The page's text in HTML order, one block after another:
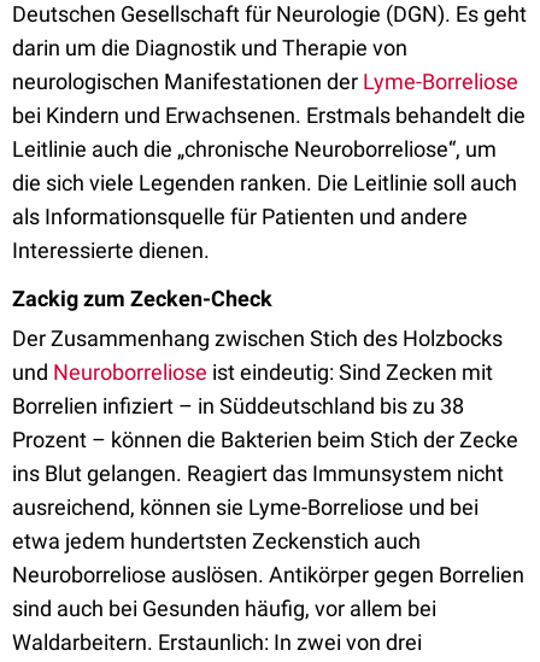
Deutschen Gesellschaft für Neurologie (DGN). Es geht
darin um die Diagnostik und Therapie von
neurologischen Manifestationen der Lyme-Borreliose
bei Kindern und Erwachsenen. Erstmals behandelt die
Leitlinie auch die „chronische Neuroborreliose“, um
die sich viele Legenden ranken. Die Leitlinie soll auch
als Informationsquelle für Patienten und andere
Interessierte dienen.
Zackig zum Zecken-Check
Der Zusammenhang zwischen Stich des Holzbocks
und Neuroborreliose ist eindeutig: Sind Zecken mit
Borrelien infiziert – in Süddeutschland bis zu 38
Prozent – können die Bakterien beim Stich der Zecke
ins Blut gelangen. Reagiert das Immunsystem nicht
ausreichend, können sie Lyme-Borreliose und bei
etwa jedem hundertsten Zeckenstich auch
Neuroborreliose auslösen. Antikörper gegen Borrelien
sind auch bei Gesunden häufig, vor allem bei
Waldarbeitern. Erstaunlich: In zwei von drei